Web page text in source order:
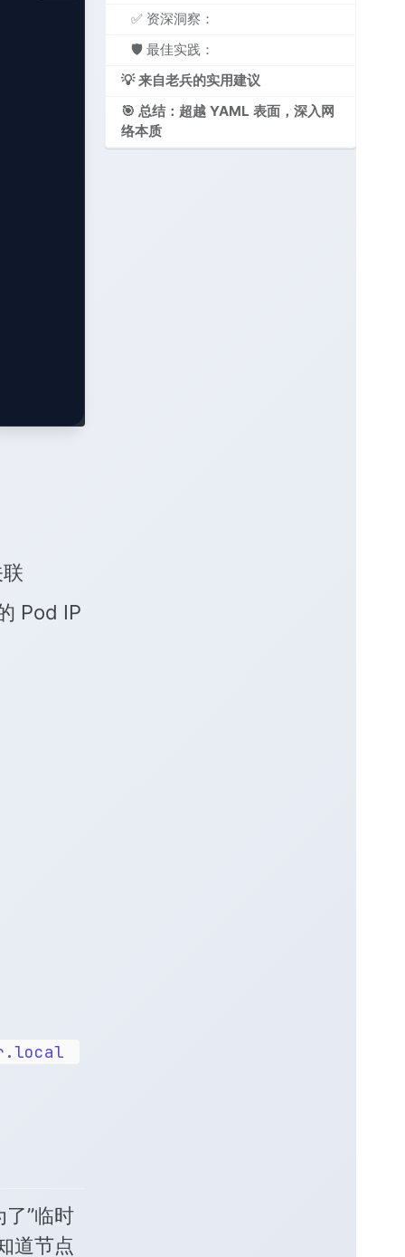
✅ 资深洞察：
🛡️ 最佳实践：
💡 来自老兵的实用建议
🎯 总结：超越 YAML 表面，深入网
络本质
Pod IP
”临时
道节点